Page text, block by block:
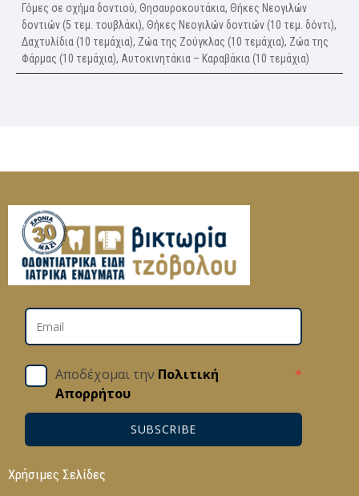
Γόμες σε σχήμα δοντιού, Θησαυροκουτάκια, Θήκες Νεογιλών
δοντιών (5 τεμ. τουβλάκι), Θήκες Νεογιλών δοντιών (10 τεμ. δόντι),
Δαχτυλίδια (10 τεμάχια), Ζώα της Ζούγκλας (10 τεμάχια), Ζώα της
Φάρμας (10 τεμάχια), Αυτοκινητάκια – Καραβάκια (10 τεμάχια)
Αποδέχομαι την Πολιτική
Απορρήτου
*
SUBSCRIBE
Χρήσιμες Σελίδες